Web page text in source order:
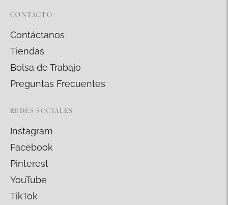
CONTACTO
Contáctanos
Tiendas
Bolsa de Trabajo
Preguntas Frecuentes
REDES SOCIALES
Instagram
Facebook
Pinterest
YouTube
TikTok